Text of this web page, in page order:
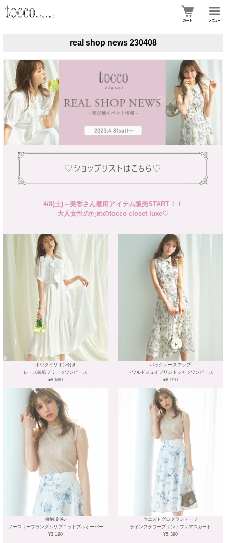
real shop news 230408
4/8(土)～美香さん着用アイテム販売START！！
大人女性のためのtocco closet luxe♡
ボウタイリボン付き
レース装飾プリーツワンピース
¥8,690
バックレースアップ
トワルドジュイプリントシャツワンピース
¥8,910
接触冷感♪
ノースリーブランダムリブニットプルオーバー
¥3,190
ウエストグログランテープ
ラインフラワープリントフレアスカート
¥5,390